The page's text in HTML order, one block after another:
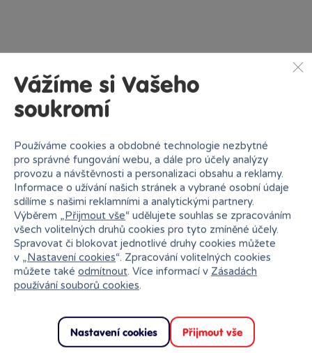
Vážíme si Vašeho
soukromí
Používáme cookies a obdobné technologie nezbytné
pro správné fungování webu, a dále pro účely analýzy
provozu a návštěvnosti a personalizaci obsahu a reklamy.
Informace o užívání našich stránek a vybrané osobní údaje
sdílíme s našimi reklamními a analytickými partnery.
Výběrem „Přijmout vše“ udělujete souhlas se zpracováním
všech volitelných druhů cookies pro tyto zmíněné účely.
Spravovat či blokovat jednotlivé druhy cookies můžete
v „Nastavení cookies“. Zpracování volitelných cookies
můžete také odmítnout. Více informací v Zásadách
používání souborů cookies.
Nastavení cookies Přijmout vše